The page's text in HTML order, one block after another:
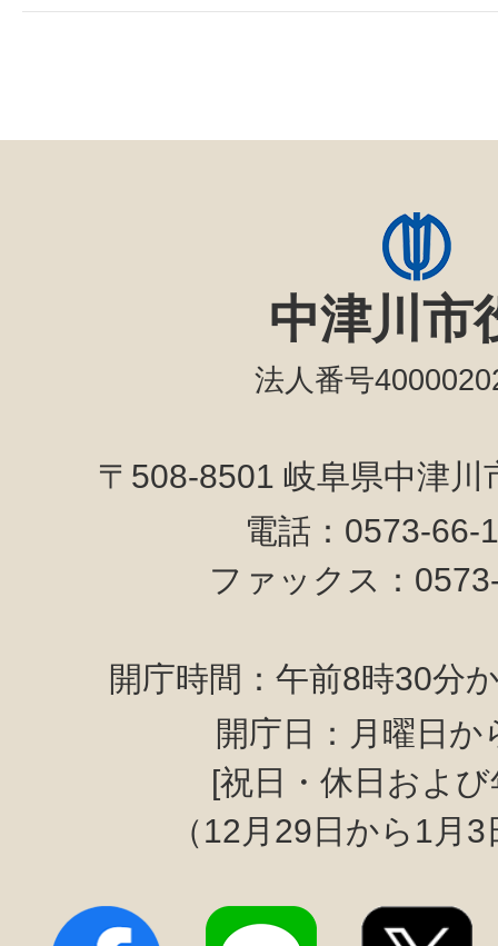
中津川市
法人番号
〒508-8501 岐阜県中津
電話：0573-
ファックス：
開庁時間：午前8時30分
開庁日：月曜日か
[祝日・休日およ
（12月29日から1月